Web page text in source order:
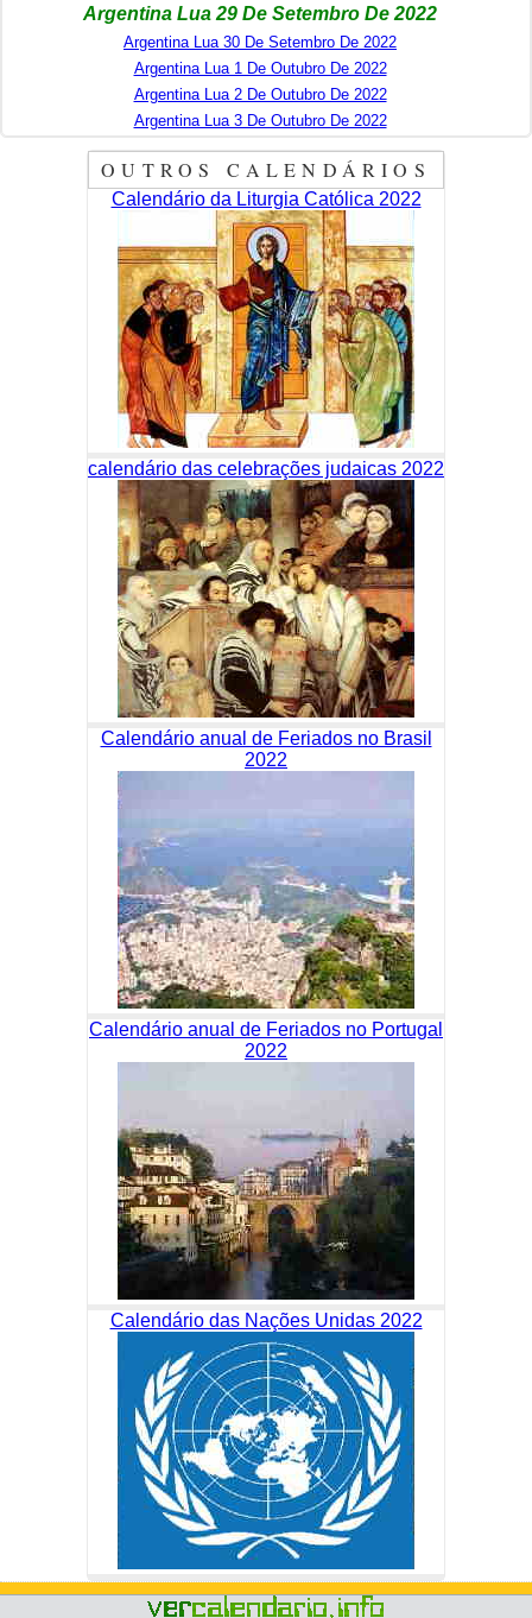
Argentina Lua 29 De Setembro De 2022
Argentina Lua 30 De Setembro De 2022
Argentina Lua 1 De Outubro De 2022
Argentina Lua 2 De Outubro De 2022
Argentina Lua 3 De Outubro De 2022
OUTROS CALENDÁRIOS
Calendário da Liturgia Católica 2022
calendário das celebrações judaicas 2022
Calendário anual de Feriados no Brasil
2022
Calendário anual de Feriados no Portugal
2022
Calendário das Nações Unidas 2022